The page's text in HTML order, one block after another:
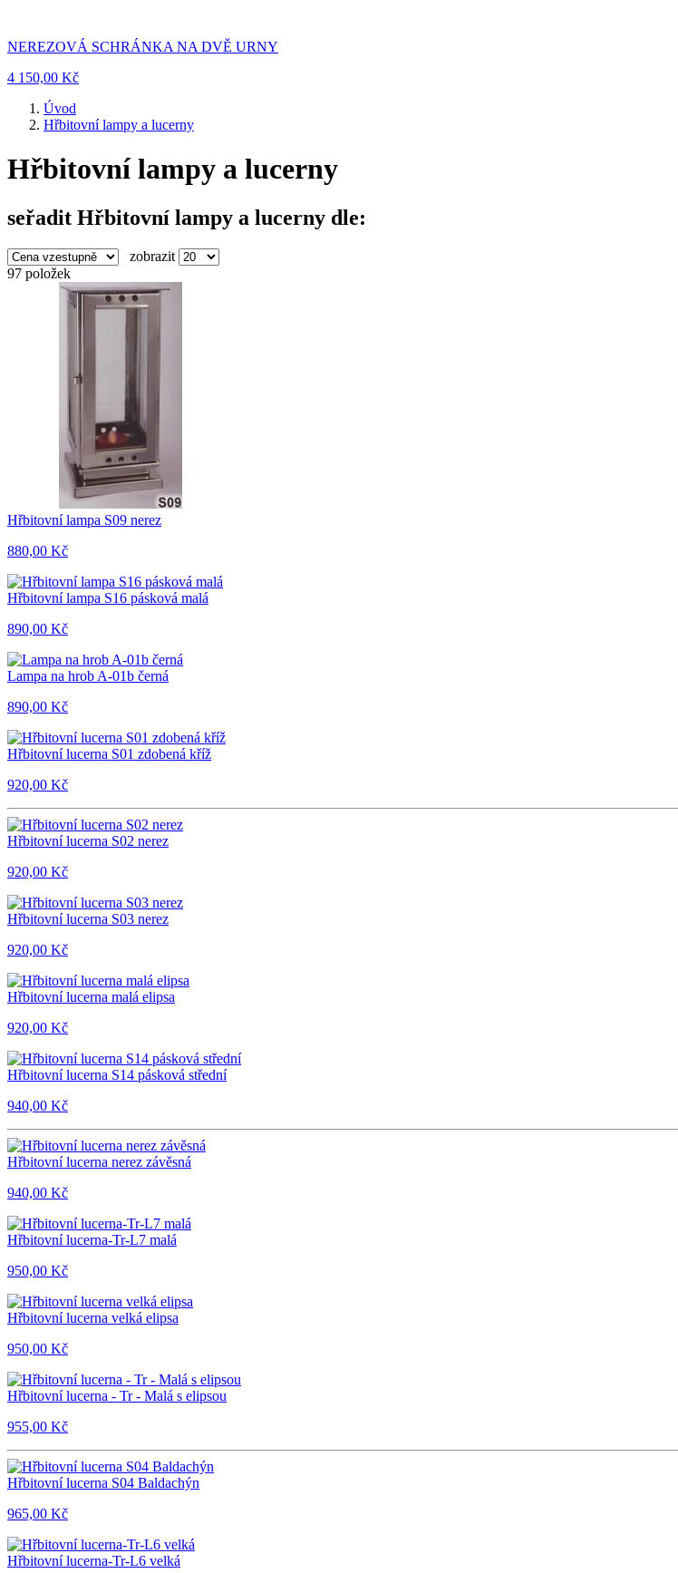
NEREZOVÁ SCHRÁNKA NA DVĚ URNY
4 150,00 Kč
Úvod
Hřbitovní lampy a lucerny
Hřbitovní lampy a lucerny
seřadit Hřbitovní lampy a lucerny dle:
zobrazit
97 položek
Hřbitovní lampa S09 nerez
880,00 Kč
Hřbitovní lampa S16 pásková malá
890,00 Kč
Lampa na hrob A-01b černá
890,00 Kč
Hřbitovní lucerna S01 zdobená kříž
920,00 Kč
Hřbitovní lucerna S02 nerez
920,00 Kč
Hřbitovní lucerna S03 nerez
920,00 Kč
Hřbitovní lucerna malá elipsa
920,00 Kč
Hřbitovní lucerna S14 pásková střední
940,00 Kč
Hřbitovní lucerna nerez závěsná
940,00 Kč
Hřbitovní lucerna-Tr-L7 malá
950,00 Kč
Hřbitovní lucerna velká elipsa
950,00 Kč
Hřbitovní lucerna - Tr - Malá s elipsou
955,00 Kč
Hřbitovní lucerna S04 Baldachýn
965,00 Kč
Hřbitovní lucerna-Tr-L6 velká